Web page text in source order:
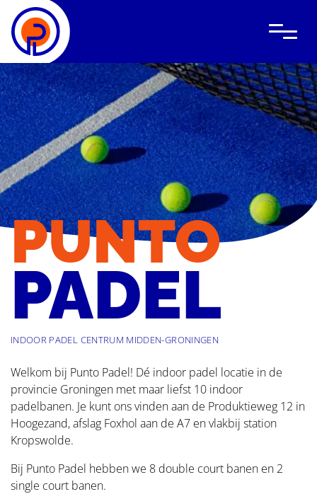
Wat is padel
Lessen
Clubevents
Bedrijfsevents
Locatie
Over ons
Contact
PUNTO
PADEL
INDOOR PADEL CENTRUM MIDDEN-GRONINGEN
Welkom bij Punto Padel! Dé indoor padel locatie in de
provincie Groningen met maar liefst 10 indoor
padelbanen. Je kunt ons vinden aan de Produktieweg 12 in
Hoogezand, afslag Foxhol aan de A7 en vlakbij station
Kropswolde.
Bij Punto Padel hebben we 8 double court banen en 2
single court banen.